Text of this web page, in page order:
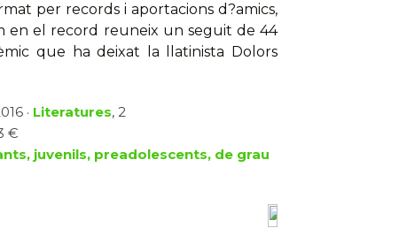
per records i aportacions d?amics,
en el record reuneix un seguit de 44
que ha deixat la llatinista Dolors
· Literatures, 2
€
juvenils, preadolescents, de grau